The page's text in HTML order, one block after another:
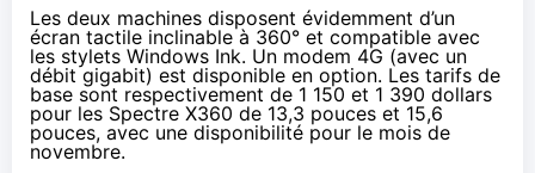
Les deux machines disposent évidemment d’un
écran tactile inclinable à 360° et compatible avec
les stylets Windows Ink. Un modem 4G (avec un
débit gigabit) est disponible en option. Les tarifs de
base sont respectivement de 1 150 et 1 390 dollars
pour les Spectre X360 de 13,3 pouces et 15,6
pouces, avec une disponibilité pour le mois de
novembre.